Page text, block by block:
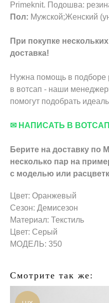
Primeknit. Подошва:
Пол: Мужской;Женский
При покупке
доставка!
Нужна помощь в подборе
в вотсап - наши
помогут подобрать
✉ НАПИСАТЬ В ВОТСАП
Берите на доставку по
несколько пар на
с моделью или
Цвет: Оранжевый
Сезон: Демисезон
Материал: Текстиль
Цвет: Серый
МОДЕЛЬ: 350
Смотрите так же: